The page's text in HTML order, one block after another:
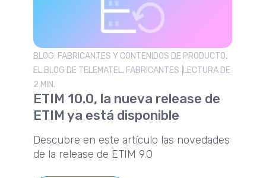
BLOG: FABRICANTES Y CONTENIDOS DE PRODUCTO,
EL BLOG DE TELEMATEL, FABRICANTES LECTURA DE
2 MIN.
ETIM 10.0, la nueva release de
ETIM ya está disponible
Descubre en este artículo las novedades
de la release de ETIM 9.0